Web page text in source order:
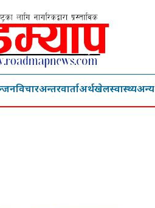
विचारअन्तरवार्ताअर्थखेलस्वास्थ्यअन्य